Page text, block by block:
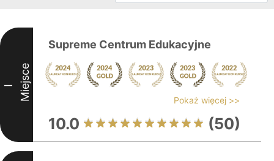
I Miejsce
Supreme Centrum Edukacyjne
Pokaż więcej >>
10.0 (50)